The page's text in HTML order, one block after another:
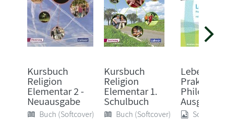
Kursbuch
Religion
Elementar 2 -
Neuausgabe
Buch (Softcover)
Kursbuch
Religion
Elementar 1.
Schulbuch
Buch (Softcover)
Leben
Praktische
Ausg...
Sonstige